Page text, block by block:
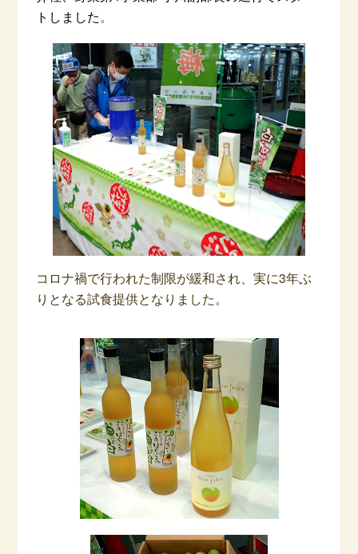
トしました。
コロナ禍で行われた制限が緩和され、実に3年ぶ
りとなる試食提供となりました。